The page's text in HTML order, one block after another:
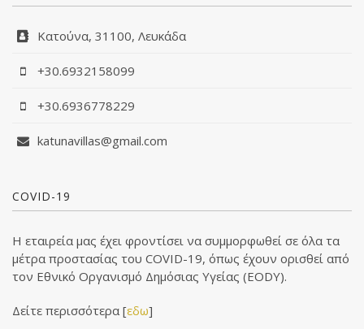
Κατούνα, 31100, Λευκάδα
+30.6932158099
+30.6936778229
katunavillas@gmail.com
COVID-19
Η εταιρεία μας έχει φροντίσει να συμμορφωθεί σε όλα τα
μέτρα προστασίας του COVID-19, όπως έχουν ορισθεί από
τον Εθνικό Οργανισμό Δημόσιας Υγείας (EODY).
Δείτε περισσότερα [εδω]